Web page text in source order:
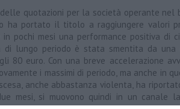
quotazioni per la società operante nel
ha portato il titolo a raggiungere valori
pochi mesi una performance positiva di
di lungo periodo è stata smentita da una
80 euro. Con una breve accelerazione
i massimi di periodo, ma anche in
anche abbastanza violenta, ha
mesi, si muovono quindi in un canale